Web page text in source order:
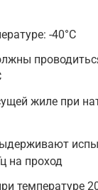
-40°C
жиле при
на проход
температуре